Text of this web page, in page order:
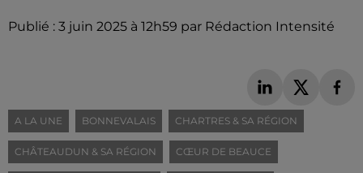
Publié : 3 juin 2025 à 12h59 par Rédaction Intensité
A LA UNE BONNEVALAIS CHARTRES & SA RÉGION
CHÂTEAUDUN & SA RÉGION CŒUR DE BEAUCE